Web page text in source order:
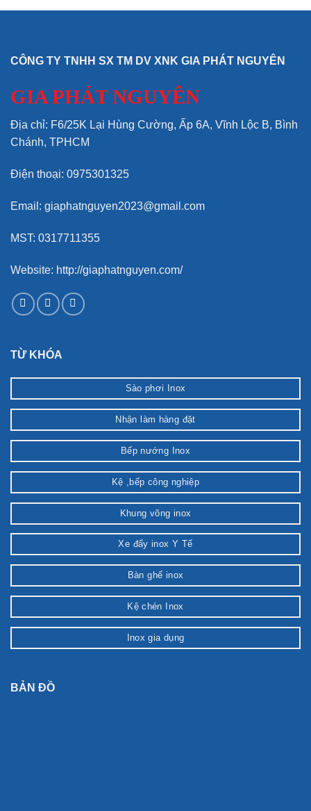
CÔNG TY TNHH SX TM DV XNK GIA PHÁT NGUYÊN
GIA PHÁT NGUYÊN
Địa chỉ: F6/25K Lại Hùng Cường, Ấp 6A, Vĩnh Lộc B, Bình
Chánh, TPHCM
Điện thoại: 0975301325
Email: giaphatnguyen2023@gmail.com
MST: 0317711355
Website: http://giaphatnguyen.com/
TỪ KHÓA
Sào phơi Inox
Nhận làm hàng đặt
Bếp nướng Inox
Kệ ,bếp công nghiệp
Khung võng inox
Xe đẩy inox Y Tế
Bàn ghế inox
Kệ chén Inox
Inox gia dụng
BẢN ĐỒ